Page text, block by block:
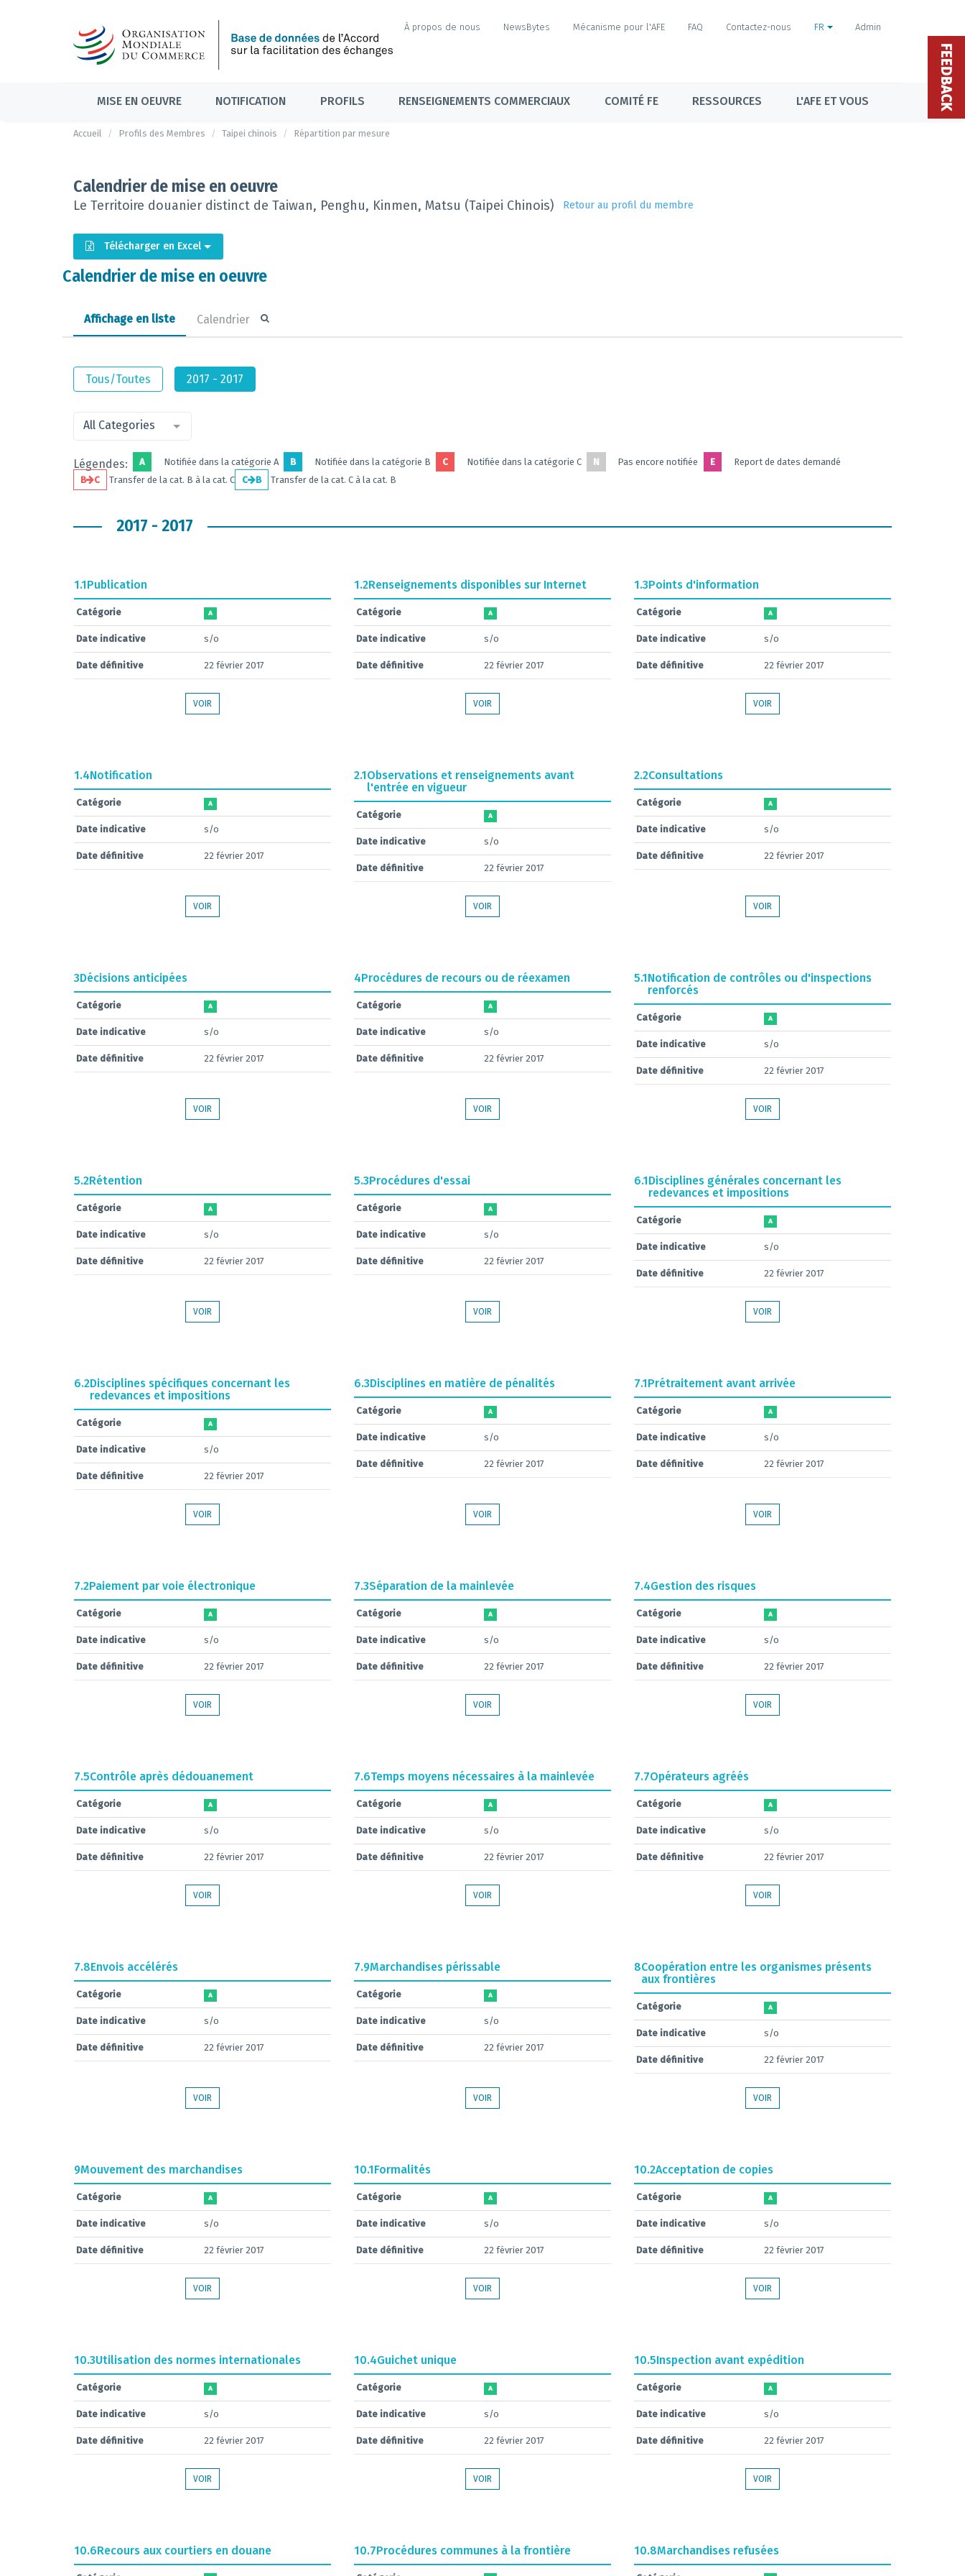
À propos de nous NewsBytes Mécanisme pour l'AFE FAQ Contactez-nous FR Admin
MISE EN OEUVRE NOTIFICATION PROFILS RENSEIGNEMENTS COMMERCIAUX COMITÉ FE RESSOURCES L'AFE ET VOUS
Accueil Profils des Membres Taipei chinois Répartition par mesure
Calendrier de mise en oeuvre
Le Territoire douanier distinct de Taiwan, Penghu, Kinmen, Matsu (Taipei Chinois) Retour au profil du membre
Télécharger en Excel
Calendrier de mise en oeuvre
Affichage en liste Calendrier
Tous/Toutes 2017 - 2017
All Categories
Légendes: A Notifiée dans la catégorie A B Notifiée dans la catégorie B C Notifiée dans la catégorie C N Pas encore notifiée E
Report de dates demandé
B
C Transfer de la cat. B à la cat. C C B Transfer de la cat. C à la cat. B
2017 - 2017
1.1Publication
Catégorie A
Date indicative s/o
Date définitive 22 février 2017
VOIR
1.2Renseignements disponibles sur Internet
Catégorie A
Date indicative s/o
Date définitive 22 février 2017
VOIR
1.3Points d'information
Catégorie A
Date indicative s/o
Date définitive 22 février 2017
VOIR
1.4Notification
Catégorie A
Date indicative s/o
Date définitive 22 février 2017
VOIR
2.1Observations et renseignements avant
l'entrée en vigueur
Catégorie A
Date indicative s/o
Date définitive 22 février 2017
VOIR
2.2Consultations
Catégorie A
Date indicative s/o
Date définitive 22 février 2017
VOIR
3Décisions anticipées
Catégorie A
Date indicative s/o
Date définitive 22 février 2017
VOIR
4Procédures de recours ou de réexamen
Catégorie A
Date indicative s/o
Date définitive 22 février 2017
VOIR
5.1Notification de contrôles ou d'inspections
renforcés
Catégorie A
Date indicative s/o
Date définitive 22 février 2017
VOIR
5.2Rétention
Catégorie A
Date indicative s/o
Date définitive 22 février 2017
VOIR
5.3Procédures d'essai
Catégorie A
Date indicative s/o
Date définitive 22 février 2017
VOIR
6.1Disciplines générales concernant les
redevances et impositions
Catégorie A
Date indicative s/o
Date définitive 22 février 2017
VOIR
6.2Disciplines spécifiques concernant les
redevances et impositions
Catégorie A
Date indicative s/o
Date définitive 22 février 2017
VOIR
6.3Disciplines en matière de pénalités
Catégorie A
Date indicative s/o
Date définitive 22 février 2017
VOIR
7.1Prétraitement avant arrivée
Catégorie A
Date indicative s/o
Date définitive 22 février 2017
VOIR
7.2Paiement par voie électronique
Catégorie A
Date indicative s/o
Date définitive 22 février 2017
VOIR
7.3Séparation de la mainlevée
Catégorie A
Date indicative s/o
Date définitive 22 février 2017
VOIR
7.4Gestion des risques
Catégorie A
Date indicative s/o
Date définitive 22 février 2017
VOIR
7.5Contrôle après dédouanement
Catégorie A
Date indicative s/o
Date définitive 22 février 2017
VOIR
7.6Temps moyens nécessaires à la mainlevée
Catégorie A
Date indicative s/o
Date définitive 22 février 2017
VOIR
7.7Opérateurs agréés
Catégorie A
Date indicative s/o
Date définitive 22 février 2017
VOIR
7.8Envois accélérés
Catégorie A
Date indicative s/o
Date définitive 22 février 2017
VOIR
7.9Marchandises périssable
Catégorie A
Date indicative s/o
Date définitive 22 février 2017
VOIR
8Coopération entre les organismes présents
aux frontières
Catégorie A
Date indicative s/o
Date définitive 22 février 2017
VOIR
9Mouvement des marchandises
Catégorie A
Date indicative s/o
Date définitive 22 février 2017
VOIR
10.1Formalités
Catégorie A
Date indicative s/o
Date définitive 22 février 2017
VOIR
10.2Acceptation de copies
Catégorie A
Date indicative s/o
Date définitive 22 février 2017
VOIR
10.3Utilisation des normes internationales
Catégorie A
Date indicative s/o
Date définitive 22 février 2017
VOIR
10.4Guichet unique
Catégorie A
Date indicative s/o
Date définitive 22 février 2017
VOIR
10.5Inspection avant expédition
Catégorie A
Date indicative s/o
Date définitive 22 février 2017
VOIR
10.6Recours aux courtiers en douane 10.7Procédures communes à la frontière 10.8Marchandises refusées
FEEDBACK